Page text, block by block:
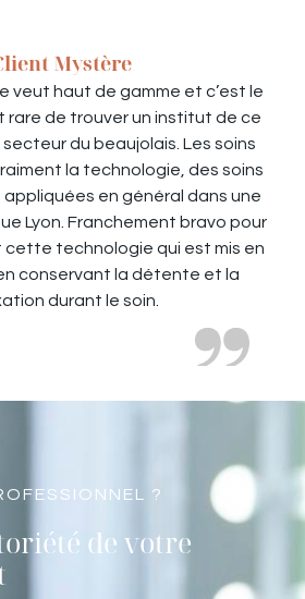
Mystère
veut haut de gamme et c’est le
rare de trouver un institut de ce
du beaujolais. Les soins
la technologie, des soins
en général dans une
Lyon. Franchement bravo pour
cette technologie qui est mis en
conservant la détente et la
durant le soin.
?
de votre